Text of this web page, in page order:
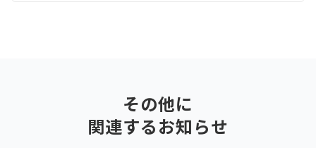
その他に
関連するお知らせ